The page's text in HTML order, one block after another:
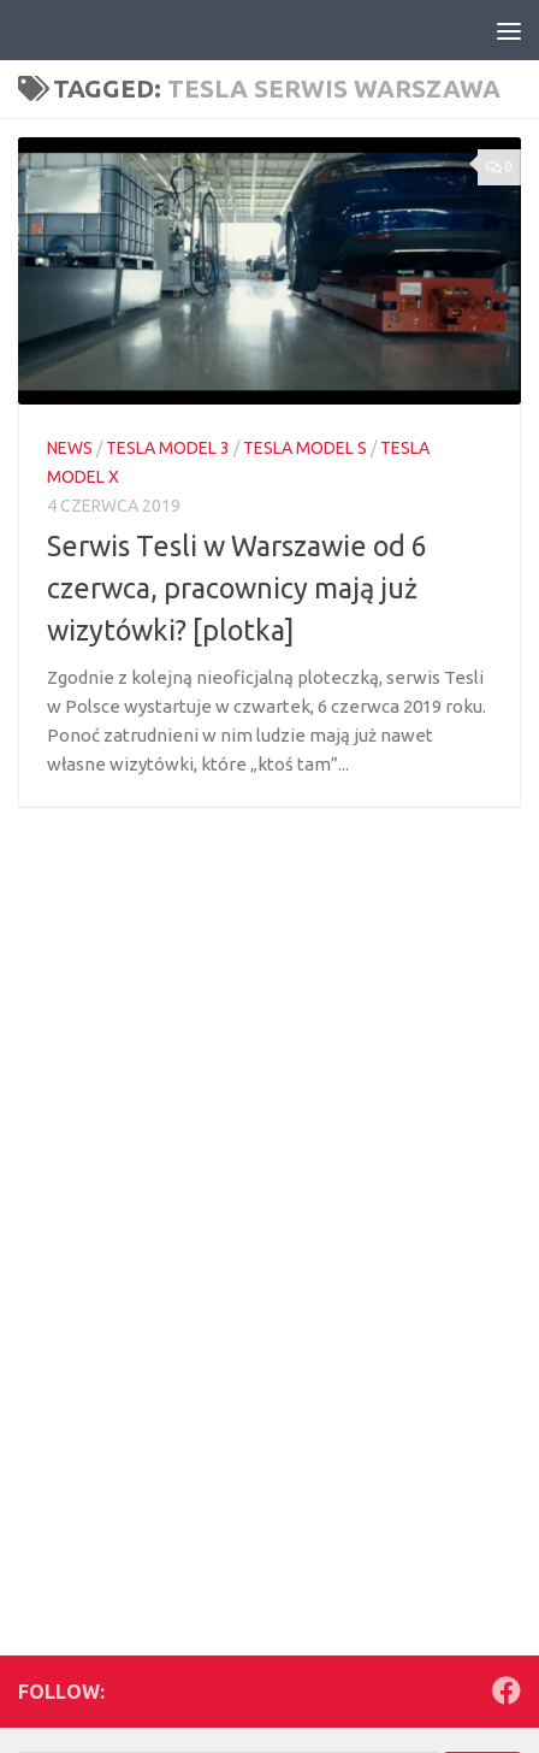
TAGGED: TESLA SERWIS WARSZAWA
0
NEWS /TESLA MODEL 3 /TESLA MODEL S /TESLA
MODEL X
4 CZERWCA 2019
Serwis Tesli w Warszawie od 6
czerwca, pracownicy mają już
wizytówki? [plotka]
Zgodnie z kolejną nieoficjalną ploteczką, serwis Tesli
w Polsce wystartuje w czwartek, 6 czerwca 2019 roku.
Ponoć zatrudnieni w nim ludzie mają już nawet
własne wizytówki, które „ktoś tam”...
FOLLOW: